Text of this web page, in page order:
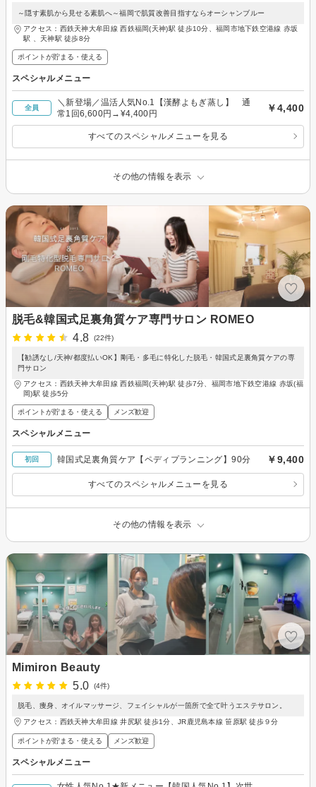
～隠す素肌から見せる素肌へ～福岡で肌質改善目指すならオーシャンブルー
アクセス：西鉄天神大牟田線 西鉄福岡(天神)駅 徒歩10分、福岡市地下鉄空港線 赤坂
駅 、天神駅 徒歩8分
ポイントが貯まる・使える
スペシャルメニュー
全員
＼新登場／温活人気No.1【漢酵よもぎ蒸し】 通
常1回6,600円→¥4,400円
￥4,400
すべてのスペシャルメニューを見る
その他の情報を表示
脱毛&韓国式足裏角質ケア専門サロン ROMEO
4.8
(22件)
【勧誘なし/天神/都度払いOK】剛毛・多毛に特化した脱毛・韓国式足裏角質ケアの専
門サロン
アクセス：西鉄天神大牟田線 西鉄福岡(天神)駅 徒歩7分、福岡市地下鉄空港線 赤坂(福
岡)駅 徒歩5分
ポイントが貯まる・使える メンズ歓迎
スペシャルメニュー
初回 韓国式足裏角質ケア【ペディプランニング】90分 ￥9,400
すべてのスペシャルメニューを見る
その他の情報を表示
Mimiron Beauty
5.0
(4件)
脱毛、痩身、オイルマッサージ、フェイシャルが一箇所で全て叶うエステサロン。
アクセス：西鉄天神大牟田線 井尻駅 徒歩1分、JR鹿児島本線 笹原駅 徒歩９分
ポイントが貯まる・使える メンズ歓迎
スペシャルメニュー